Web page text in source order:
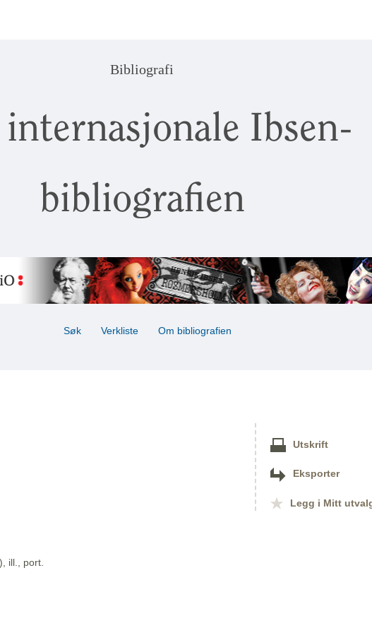
Bibliografi
Ibsen-
bibliografien
Søk Verkliste Om bibliografien
ill., port.
Utskrift
Eksporter
Legg i Mitt